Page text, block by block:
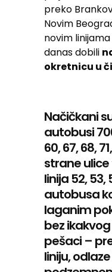
preko
Novim
novim
danas dobili
okretnicu u
Načičkani
autobusi
60, 67, 68,
strane ulice
linija 52, 53,
autobusa
laganim
bez
pešaci –
liniju,